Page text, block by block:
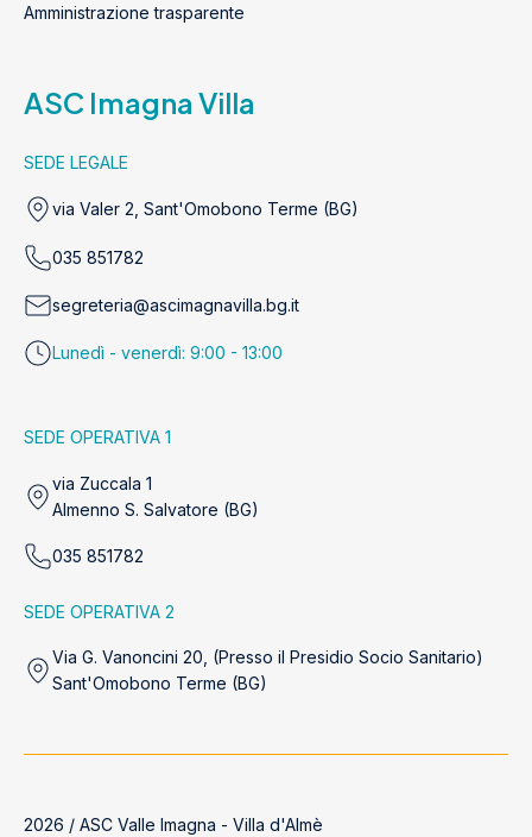
Amministrazione trasparente
ASC Imagna Villa
SEDE LEGALE
via Valer 2, Sant'Omobono Terme (BG)
035 851782
segreteria@ascimagnavilla.bg.it
Lunedì - venerdì: 9:00 - 13:00
SEDE OPERATIVA 1
via Zuccala 1
Almenno S. Salvatore (BG)
035 851782
SEDE OPERATIVA 2
Via G. Vanoncini 20, (Presso il Presidio Socio Sanitario)
Sant'Omobono Terme (BG)
2026 / ASC Valle Imagna - Villa d'Almè